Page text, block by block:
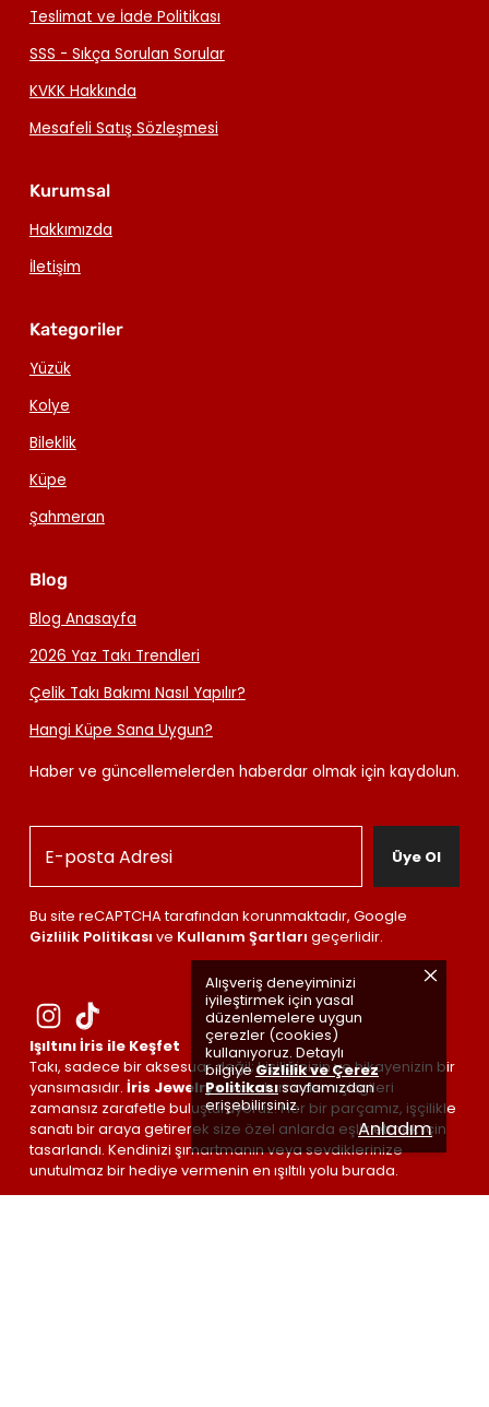
Alışveriş deneyiminizi
iyileştirmek için yasal
düzenlemelere uygun
çerezler (cookies)
kullanıyoruz. Detaylı
bilgiyeGizlilik ve Çerez
Politikasısayfamızdan
erişebilirsiniz.
Anladım
Teslimat ve İade Politikası
SSS - Sıkça Sorulan Sorular
KVKK Hakkında
Mesafeli Satış Sözleşmesi
Kurumsal
Hakkımızda
İletişim
Kategoriler
Yüzük
Kolye
Bileklik
Küpe
Şahmeran
Blog
Blog Anasayfa
2026 Yaz Takı Trendleri
Çelik Takı Bakımı Nasıl Yapılır?
Hangi Küpe Sana Uygun?
Haber ve güncellemelerden haberdar olmak için kaydolun.
Üye Ol
Bu site reCAPTCHA tarafından korunmaktadır, Google
Gizlilik Politikası ve Kullanım Şartları geçerlidir.
Işıltını İris ile Keşfet
Takı, sadece bir aksesuar değil; kişiliğinizin ve hikayenizin bir
yansımasıdır. İris Jewelrysolarak, modern çizgileri
zamansız zarafetle buluşturuyoruz. Her bir parçamız, işçilikle
sanatı bir araya getirerek size özel anlarda eşlik etmek için
tasarlandı. Kendinizi şımartmanın veya sevdiklerinize
unutulmaz bir hediye vermenin en ışıltılı yolu burada.